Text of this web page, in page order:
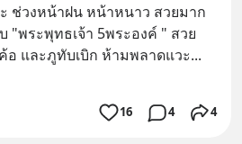
ช่วงหน้าฝน หน้าหนาว สวยมาก
"พระพุทธเจ้า 5พระองค์ " สวย
อ และภูทับเบิก ห้ามพลาดแวะ
16 4 4